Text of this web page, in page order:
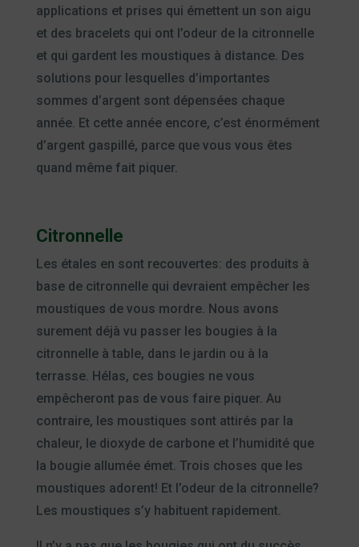
applications et prises qui émettent un son aigu
et des bracelets qui ont l’odeur de la citronnelle
et qui gardent les moustiques à distance. Des
solutions pour lesquelles d’importantes
sommes d’argent sont dépensées chaque
année. Et cette année encore, c’est énormément
d’argent gaspillé, parce que vous vous êtes
quand même fait piquer.
Citronnelle
Les étales en sont recouvertes: des produits à
base de citronnelle qui devraient empêcher les
moustiques de vous mordre. Nous avons
surement déjà vu passer les bougies à la
citronnelle à table, dans le jardin ou à la
terrasse. Hélas, ces bougies ne vous
empêcheront pas de vous faire piquer. Au
contraire, les moustiques sont attirés par la
chaleur, le dioxyde de carbone et l’humidité que
la bougie allumée émet. Trois choses que les
moustiques adorent! Et l’odeur de la citronnelle?
Les moustiques s’y habituent rapidement.